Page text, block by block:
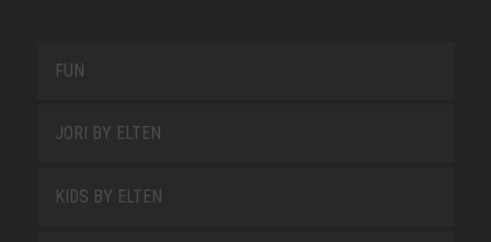
FUN
JORI BY ELTEN
KIDS BY ELTEN